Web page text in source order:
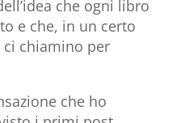
che ogni libro
e che, in un certo
ci chiamino per
che ho